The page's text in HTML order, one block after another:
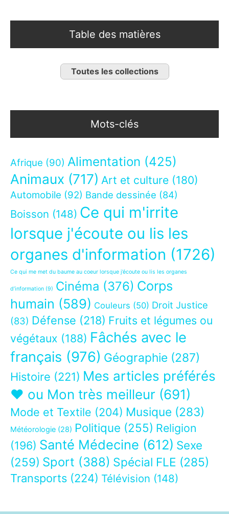
Table des matières
Toutes les collections
Mots-clés
Afrique (90) Alimentation (425)
Animaux (717) Art et culture (180)
Automobile (92) Bande dessinée (84)
Boisson (148) Ce qui m'irrite
lorsque j'écoute ou lis les
organes d'information (1726)
Ce qui me met du baume au coeur lorsque j’écoute ou lis les organes
d’information (9) Cinéma (376) Corps
humain (589) Couleurs (50) Droit Justice
(83) Défense (218) Fruits et légumes ou
végétaux (188) Fâchés avec le
français (976) Géographie (287)
Histoire (221) Mes articles préférés
❤ ou Mon très meilleur (691)
Mode et Textile (204) Musique (283)
Météorologie (28) Politique (255) Religion
(196) Santé Médecine (612) Sexe
(259) Sport (388) Spécial FLE (285)
Transports (224) Télévision (148)